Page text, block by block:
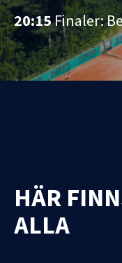
20:15Finaler:
HÄR
ALLA